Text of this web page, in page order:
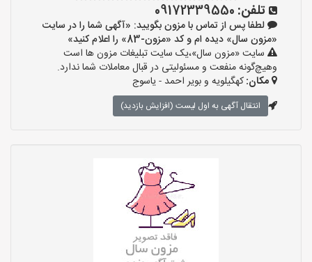
تلفن: 09172339550
لطفا پس از تماس با مزون بگویید: «آگهی شما را در سایت
«مزون سال» دیده ام و کد «مزون-83» را اعلام کنید»
سایت «مزون سال»،یک سایت تبلیغات مزون ها است
وهیچ‌گونه منفعت و مسئولیتی در قبال معاملات شما ندارد.
مکان:کهگیلویه و بویر احمد - یاسوج
انتقال آگهی به اول لیست (افزایش بازدید)